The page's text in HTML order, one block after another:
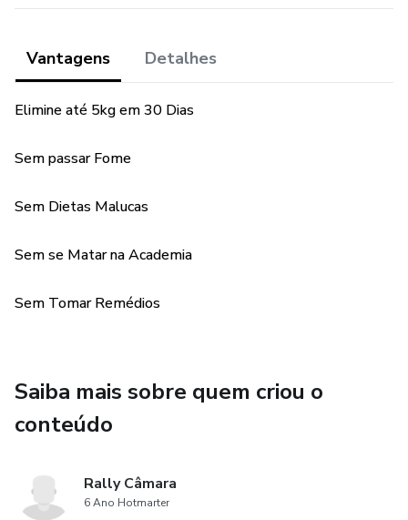
Vantagens Detalhes
Elimine até 5kg em 30 Dias
Sem passar Fome
Sem Dietas Malucas
Sem se Matar na Academia
Sem Tomar Remédios
Saiba mais sobre quem criou o
conteúdo
Rally Câmara
6 Ano Hotmarter